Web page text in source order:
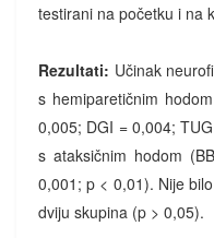
testirani na početku i na
Rezultati: Učinak
s hemiparetičnim
0,005; DGI = 0,004;
s ataksičnim hodom
0,001; p < 0,01). Nije
dviju skupina (p > 0,05).